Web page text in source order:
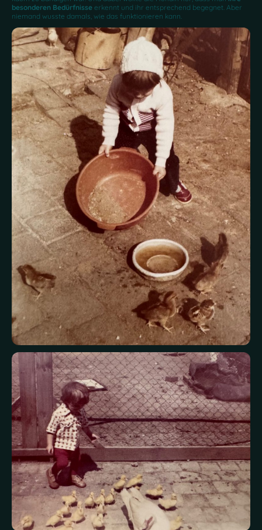
besonderen Bedürfnisse erkennt und ihr entsprechend begegnet. Aber
niemand wusste damals, wie das funktionieren kann.